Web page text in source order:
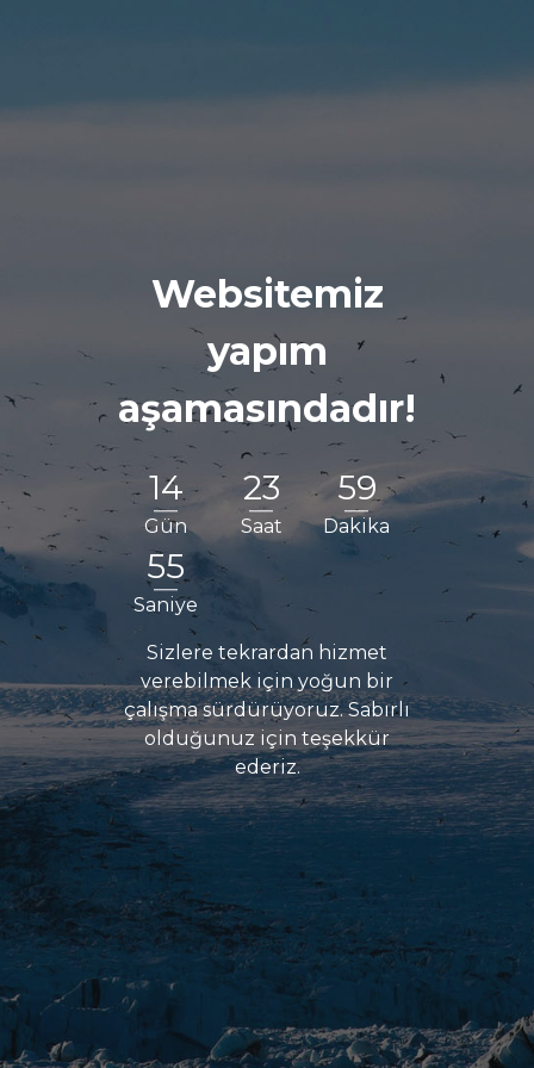
Websitemiz
yapım
aşamasındadır!
14
Gün
23
Saat
59
Dakika
55
Saniye
Sizlere tekrardan hizmet
verebilmek için yoğun bir
çalışma sürdürüyoruz. Sabırlı
olduğunuz için teşekkür
ederiz.